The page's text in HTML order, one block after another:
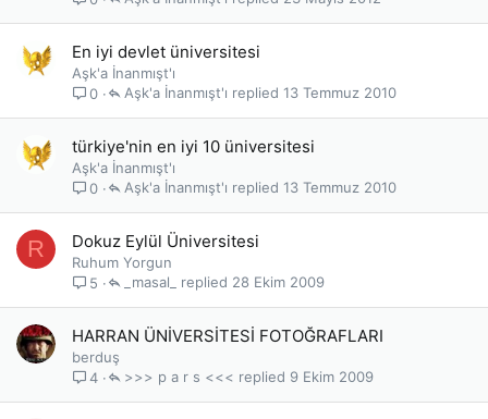
En iyi devlet üniversitesi
Aşk'a İnanmışt'ı
0
13 Temmuz 2010
Aşk'a İnanmışt'ı
türkiye'nin en iyi 10 üniversitesi
Aşk'a İnanmışt'ı
0
13 Temmuz 2010
Aşk'a İnanmışt'ı
R Dokuz Eylül Üniversitesi
Ruhum Yorgun
5
28 Ekim 2009
_masal_
HARRAN ÜNİVERSİTESİ FOTOĞRAFLARI
berduş
4
9 Ekim 2009
>>> p a r s <<<